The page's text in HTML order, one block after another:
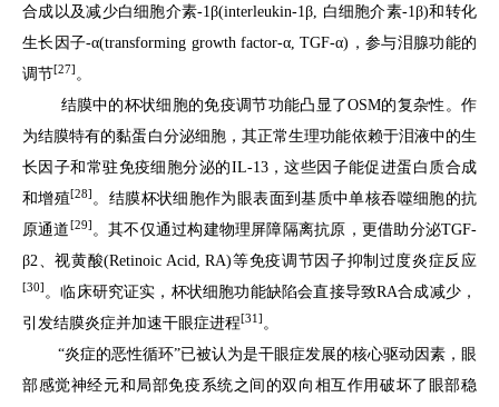
合成以及减少白细胞介素-1β(interleukin-1β, 白细胞介素-1β)和转化
生长因子-α(transforming growth factor-α, TGF-α)，参与泪腺功能的
调节[27] 。
结膜中的杯状细胞的免疫调节功能凸显了OSM的复杂性。作
为结膜特有的黏蛋白分泌细胞，其正常生理功能依赖于泪液中的生
长因子和常驻免疫细胞分泌的IL-13，这些因子能促进蛋白质合成
和增殖[28] 。结膜杯状细胞作为眼表面到基质中单核吞噬细胞的抗
原通道 [29] 。其不仅通过构建物理屏障隔离抗原，更借助分泌TGF-
β2、视黄酸(Retinoic Acid, RA)等免疫调节因子抑制过度炎症反应
[30] 。临床研究证实，杯状细胞功能缺陷会直接导致RA合成减少，
引发结膜炎症并加速干眼症进程[31] 。
“炎症的恶性循环”已被认为是干眼症发展的核心驱动因素，眼
部感觉神经元和局部免疫系统之间的双向相互作用破坏了眼部稳